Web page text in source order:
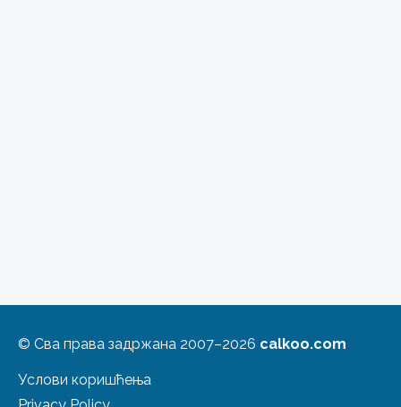
© Сва права задржана 2007–2026 calkoo.com
Услови коришћења